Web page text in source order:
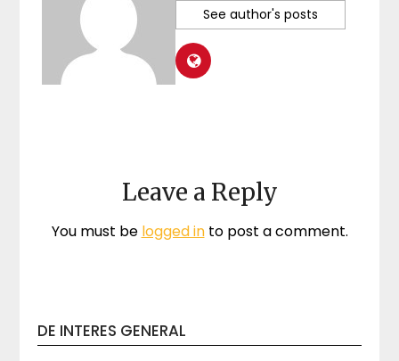
See author's posts
Leave a Reply
You must be logged into post a comment.
DE INTERES GENERAL